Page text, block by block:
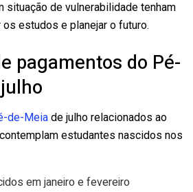
situação de vulnerabilidade tenham
estudos e planejar o futuro.
pagamentos do Pé-
de-Meia de julho relacionados ao
estudantes nascidos nos
em janeiro e fevereiro